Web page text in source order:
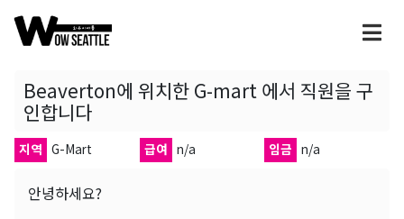
Beaverton에 위치한 G-mart 에서 직원을 구
인합니다
지역 G-Mart 급여 n/a 임금 n/a
안녕하세요?